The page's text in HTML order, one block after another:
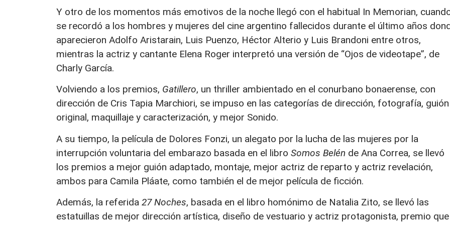
Y otro de los momentos más emotivos de la noche llegó con el habitual In Memorian,
se recordó a los hombres y mujeres del cine argentino fallecidos durante el último años
aparecieron Adolfo Aristarain, Luis Puenzo, Héctor Alterio y Luis Brandoni entre otros,
mientras la actriz y cantante Elena Roger interpretó una versión de “Ojos de videotape”, de
Charly García.
Volviendo a los premios, Gatillero, un thriller ambientado en el conurbano bonaerense, con
dirección de Cris Tapia Marchiori, se impuso en las categorías de dirección, fotografía, guión
original, maquillaje y caracterización, y mejor Sonido.
A su tiempo, la película de Dolores Fonzi, un alegato por la lucha de las mujeres por la
interrupción voluntaria del embarazo basada en el libro Somos Belén de Ana Correa, se llevó
los premios a mejor guión adaptado, montaje, mejor actriz de reparto y actriz revelación,
ambos para Camila Pláate, como también el de mejor película de ficción.
Además, la referida 27 Noches, basada en el libro homónimo de Natalia Zito, se llevó las
estatuillas de mejor dirección artística, diseño de vestuario y actriz protagonista, premio que